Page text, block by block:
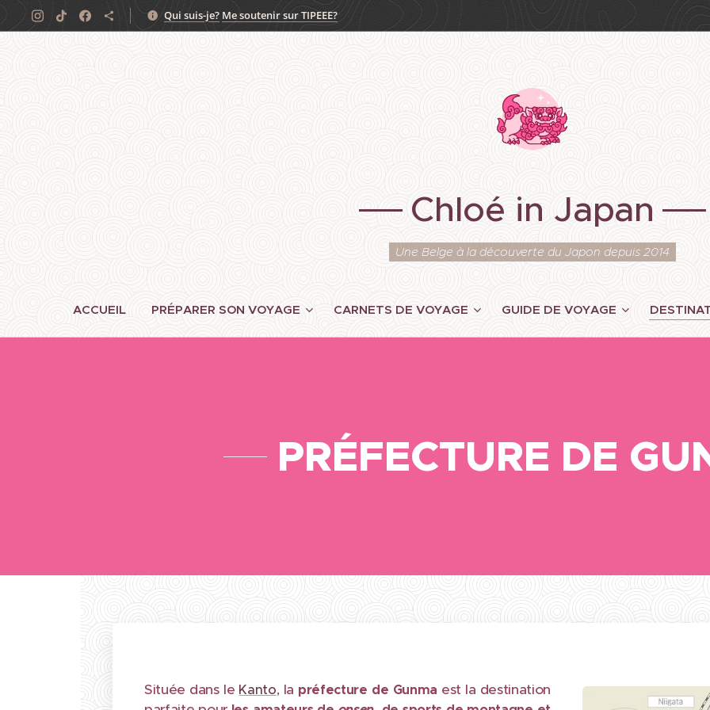
Qui suis-je? Me soutenir sur TIPEEE?
Chloé in Japan
Une Belge à la découverte du Japon depuis 2014
ACCUEIL PRÉPARER SON VOYAGE CARNETS DE VOYAGE GUIDE DE VOYAGE
PRÉFECTURE DE
Située dans le Kanto, la préfecture de Gunma est la destination